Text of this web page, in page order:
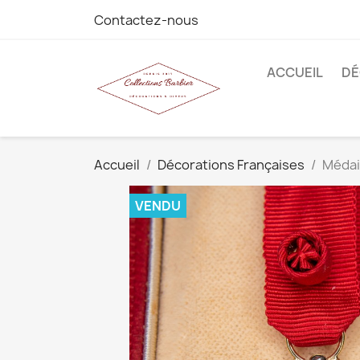
Contactez-nous
ACCUEIL
Accueil Décorations Françaises
VENDU